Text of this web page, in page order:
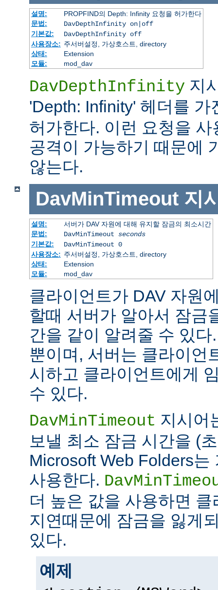
설명:
PROPFIND의 Depth: Infinity 요청을 허가한다
문법:
DavDepthInfinity on|off
기본값:
DavDepthInfinity off
사용장소: 주서버설정, 가상호스트, directory
상태:
Extension
모듈:
mod_dav
DavDepthInfinity 지
'Depth: Infinity' 헤더를
허가한다. 이런 요청을
공격이 가능하기 때문에
않는다.
DavMinTimeout 지
설명:
서버가 DAV 자원에 대해 유지할 잠금의 최소시간
문법:
DavMinTimeout seconds
기본값:
DavMinTimeout 0
사용장소: 주서버설정, 가상호스트, directory
상태:
Extension
모듈:
mod_dav
클라이언트가 DAV 자원
할때 서버가 알아서 잠금
간을 같이 알려줄 수 있
뿐이며, 서버는 클라이언
시하고 클라이언트에게
수 있다.
DavMinTimeout 지시어
보낼 최소 잠금 시간을 (
Microsoft Web Folders는
사용한다.
더 높은 값을 사용하면
지연때문에 잠금을 잃게
있다.
예제